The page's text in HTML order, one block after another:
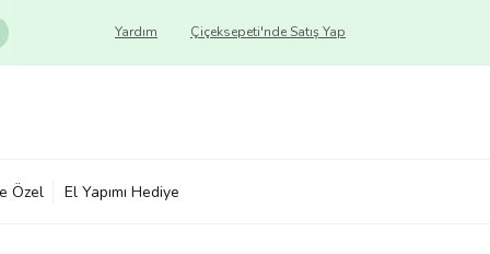
Çiçeksepeti'nde Satış Yap
Yardım
Özel El Yapımı Hediye